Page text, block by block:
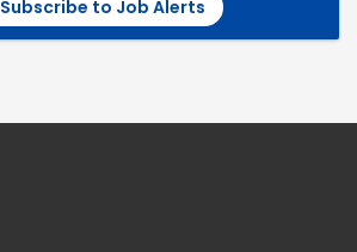
Subscribe to Job Alerts